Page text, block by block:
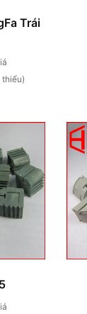
Trái
thiểu)